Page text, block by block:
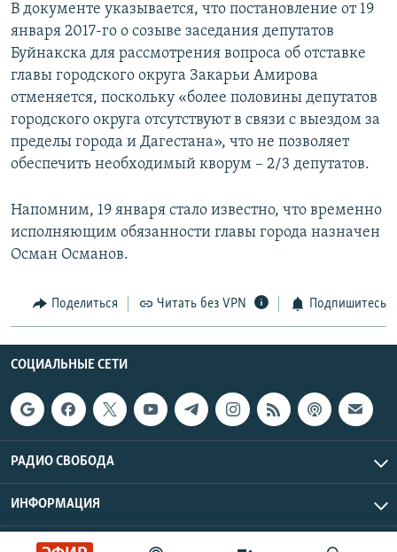
В документе указывается, что постановление от 19
января 2017-го о созыве заседания депутатов
Буйнакска для рассмотрения вопроса об отставке
главы городского округа Закарьи Амирова
отменяется, поскольку «более половины депутатов
городского округа отсутствуют в связи с выездом за
пределы города и Дагестана», что не позволяет
обеспечить необходимый кворум – 2/3 депутатов.
Напомним, 19 января стало известно, что временно
исполняющим обязанности главы города назначен
Осман Османов.
Поделиться Читать без VPN Подпишитесь
СОЦИАЛЬНЫЕ СЕТИ
РАДИО СВОБОДА
ИНФОРМАЦИЯ